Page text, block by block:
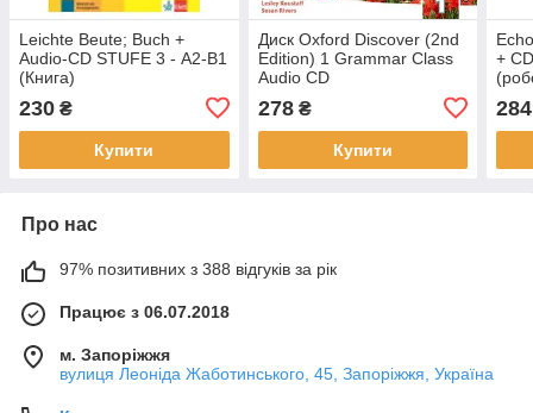
Leichte Beute; Buch +
Audio-CD STUFE 3 - А2-В1
(Книга)
230 ₴
Купити
Диск Oxford Discover (2nd
Edition) 1 Grammar Class
Audio CD
278₴
Купити
+
284
Про нас
97% позитивних з 388 відгуків за рік
Працює з 06.07.2018
м. Запоріжжя
вулиця Леоніда Жаботинського, 45, Запоріжжя, Україна